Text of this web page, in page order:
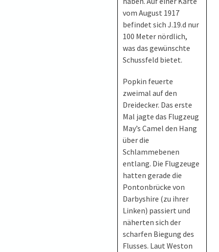
vom August 1917
befindet sich J.19.d nur
100 Meter nördlich,
was das gewünschte
Schussfeld bietet.
Popkin feuerte
zweimal auf den
Dreidecker. Das erste
Mal jagte das Flugzeug
May’s Camel den Hang
über die
Schlammebenen
entlang. Die Flugzeuge
hatten gerade die
Pontonbrücke von
Darbyshire (zu ihrer
Linken) passiert und
näherten sich der
scharfen Biegung des
Flusses. Laut Weston